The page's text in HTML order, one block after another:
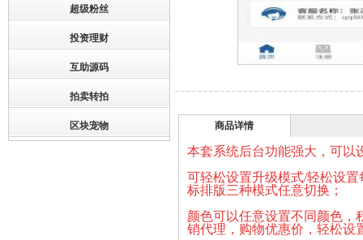
超级粉丝
投资理财
互助源码
拍卖转拍
区块宠物 商品详情
本套系统后台功能强大，可以
可轻松设置升级模式/轻松设
标排版三种模式任意切换；
颜色可以任意设置不同颜色，
销代理，购物优惠价，轻松设